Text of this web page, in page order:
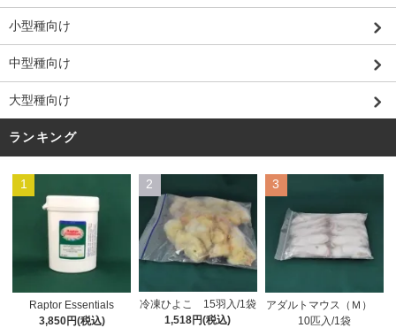
小型種向け
中型種向け
大型種向け
ランキング
1
Raptor Essentials
3,850円(税込)
2
冷凍ひよこ 15羽入/1袋
1,518円(税込)
3
アダルトマウス（Ｍ）
10匹入/1袋